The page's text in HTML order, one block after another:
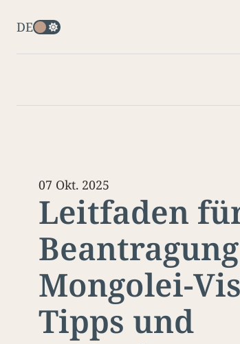
DE
Leitfaden
Mongolei-
Tipps und
07 Okt. 2025